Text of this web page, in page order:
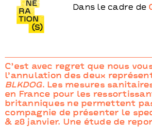
Dans le cadre de
C’est avec regret que nous
l’annulation des deux
BLKDOG. Les mesures
en France pour les
britanniques ne permettent
compagnie de présenter le
& 28 janvier. Une étude de